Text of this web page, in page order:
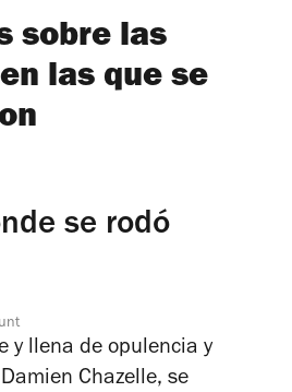
sobre las
las que se
se rodó
y llena de opulencia y
Chazelle, se